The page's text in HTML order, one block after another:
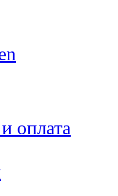
оплата